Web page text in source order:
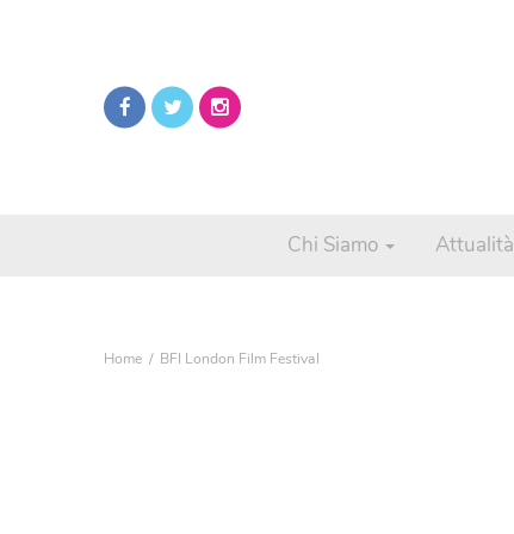
Chi Siamo Attualità
Home BFI London Film Festival